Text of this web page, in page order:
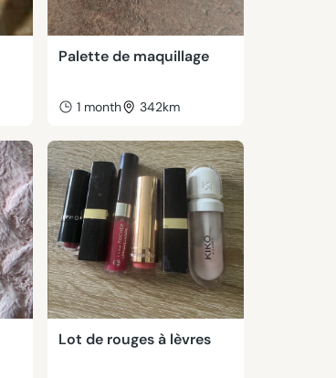
Palette de maquillage
1 month 342km
Lot de rouges à lèvres